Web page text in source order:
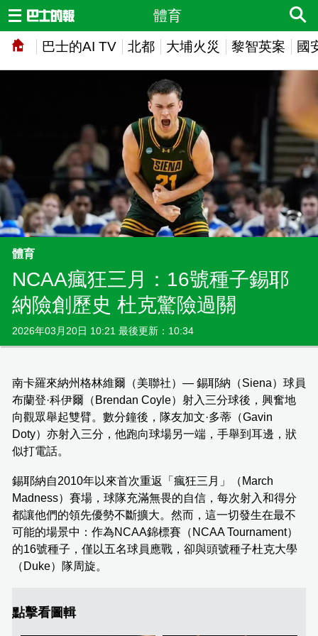
巴士的AI TV 北都 大埔火災 黎智英案 國
體育
體育
NCAA瘋狂三月：16號種子錫耶
納險創歷史 杜克驚險過關
2026年03月20日 10:21 最後更新：10:34
南卡羅來納州格林維爾（美聯社）— 錫耶納（Siena）球員
布蘭登·科伊爾（Brendan Coyle）射入三分球後，興奮地
向觀眾舉起雙臂。數分鐘後，隊友加文·多蒂（Gavin
Doty）亦射入三分，他跑向球場另一端，手舉到耳邊，狀
似打電話。
錫耶納自2010年以來首次重返「瘋狂三月」（March
Madness）賽場，球隊充滿無畏的自信，每次射入和得分
都讓他們的領先優勢不斷擴大。然而，這一切發生在最不
可能的場景中：作為NCAA錦標賽（NCAA Tournament）
的16號種子，僅以五名球員應戰，卻與頭號種子杜克大學
（Duke）隊周旋。
點擊看圖輯